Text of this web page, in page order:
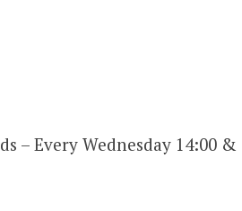
– Every Wednesday 14:00 &